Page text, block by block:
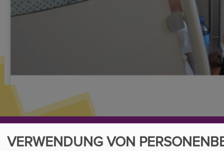
3/Stiege M, 1050 Wien, Österreich
VERWENDUNG VON